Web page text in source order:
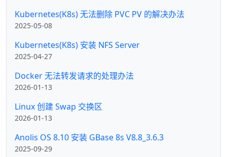
Kubernetes(K8s) 无法删除 PVC PV 的解决办法
2025-05-08
Kubernetes(K8s) 安装 NFS Server
2025-04-27
Docker 无法转发请求的处理办法
2026-01-13
Linux 创建 Swap 交换区
2026-01-13
Anolis OS 8.10 安装 GBase 8s V8.8_3.6.3
2025-09-29